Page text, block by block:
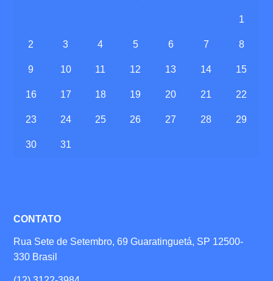
1
2 3 4 5 6 7 8
9 10 11 12 13 14 15
16 17 18 19 20 21 22
23 24 25 26 27 28 29
30 31
CONTATO
Rua Sete de Setembro, 69 Guaratinguetá, SP 12500-
330 Brasil